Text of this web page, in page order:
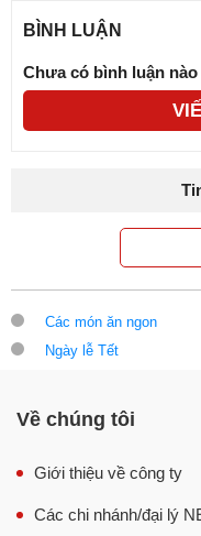
BÌNH LUẬN
Chưa có bình luận nào
Các món ăn ngon
Ngày lễ Tết
Về chúng tôi
Giới thiệu về công ty
Các chi nhánh/đại lý